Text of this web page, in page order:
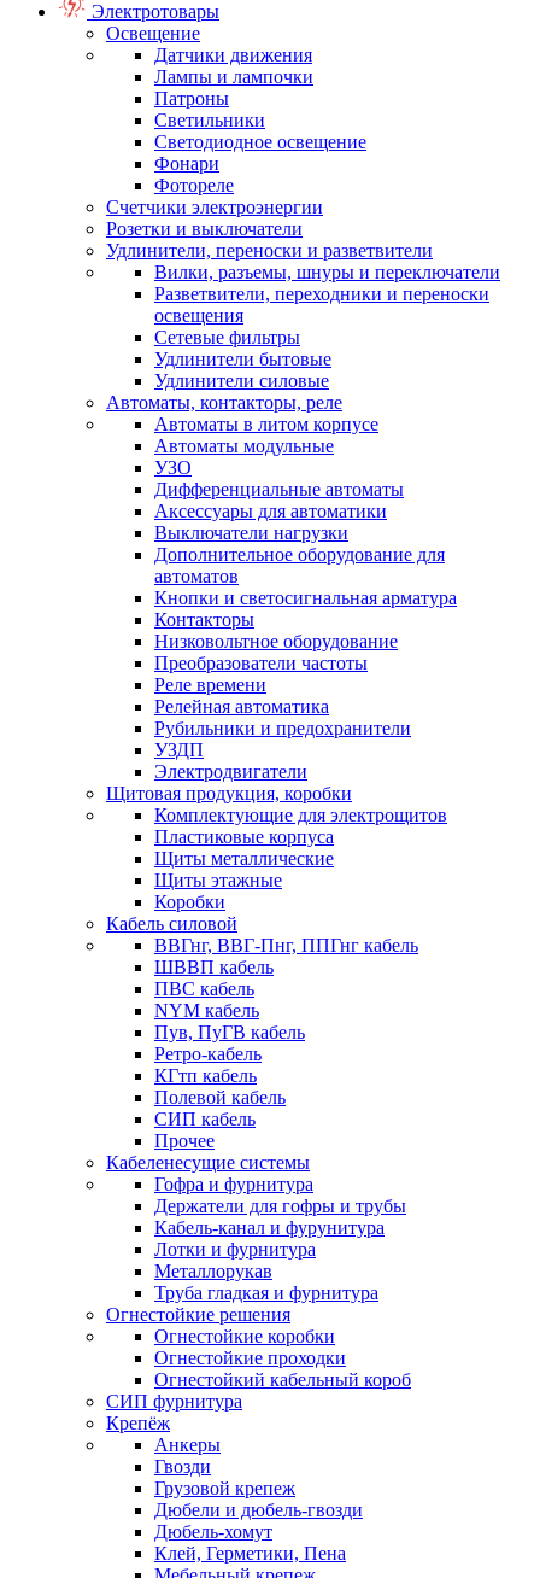
Электротовары
Освещение
Датчики движения
Лампы и лампочки
Патроны
Светильники
Светодиодное освещение
Фонари
Фотореле
Счетчики электроэнергии
Розетки и выключатели
Удлинители, переноски и разветвители
Вилки, разъемы, шнуры и переключатели
Разветвители, переходники и переноски
освещения
Сетевые фильтры
Удлинители бытовые
Удлинители силовые
Автоматы, контакторы, реле
Автоматы в литом корпусе
Автоматы модульные
УЗО
Дифференциальные автоматы
Аксессуары для автоматики
Выключатели нагрузки
Дополнительное оборудование для
автоматов
Кнопки и светосигнальная арматура
Контакторы
Низковольтное оборудование
Преобразователи частоты
Реле времени
Релейная автоматика
Рубильники и предохранители
УЗДП
Электродвигатели
Щитовая продукция, коробки
Комплектующие для электрощитов
Пластиковые корпуса
Щиты металлические
Щиты этажные
Коробки
Кабель силовой
ВВГнг, ВВГ-Пнг, ППГнг кабель
ШВВП кабель
ПВС кабель
NYM кабель
Пув, ПуГВ кабель
Ретро-кабель
КГтп кабель
Полевой кабель
СИП кабель
Прочее
Кабеленесущие системы
Гофра и фурнитура
Держатели для гофры и трубы
Кабель-канал и фурунитура
Лотки и фурнитура
Металлорукав
Труба гладкая и фурнитура
Огнестойкие решения
Огнестойкие коробки
Огнестойкие проходки
Огнестойкий кабельный короб
СИП фурнитура
Крепёж
Анкеры
Гвозди
Грузовой крепеж
Дюбели и дюбель-гвозди
Дюбель-хомут
Клей, Герметики, Пена